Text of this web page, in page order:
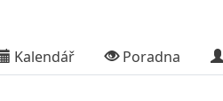
Kalendář Poradna